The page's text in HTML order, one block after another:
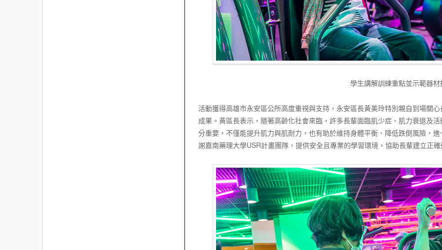
學生講解訓練重點並示範器材
活動獲得高雄市永安區公所高度重視與支持，永安區長黃美玲特別親自到場關
成果。黃區長表示，隨著高齡化社會來臨，許多長輩面臨肌少症、肌力衰退及
分重要，不僅能提升肌力與肌耐力，也有助於維持身體平衡、降低跌倒風險，
謝嘉南藥理大學USR計畫團隊，提供安全且專業的學習環境，協助長輩建立正